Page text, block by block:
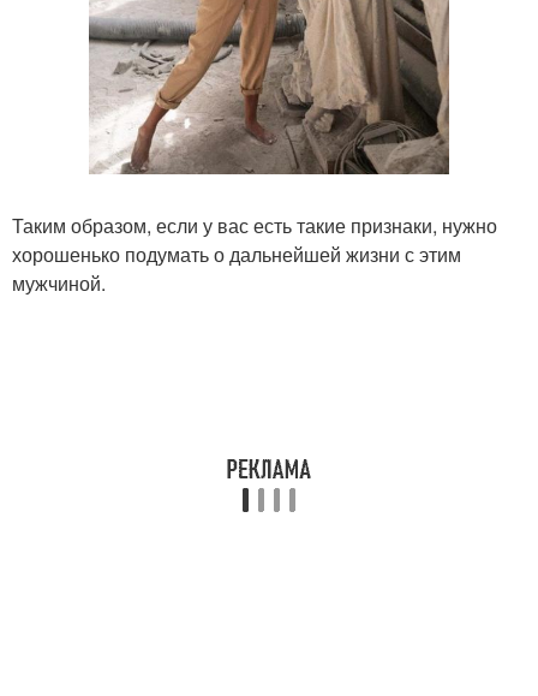
Таким образом, если у вас есть такие признаки, нужно
хорошенько подумать о дальнейшей жизни с этим
мужчиной.